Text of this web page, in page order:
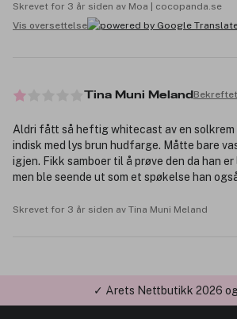
Skrevet for 3 år siden av Moa | cocopanda.se
Vis oversettelse
Tina Muni Meland
Aldri fått så heftig whitecast av en solkrem
indisk med lys brun hudfarge. Måtte bare
igjen. Fikk samboer til å prøve den da han er
men ble seende ut som et spøkelse han
Skrevet for 3 år siden av Tina Muni Meland
✓ Årets Nettbutikk 2026